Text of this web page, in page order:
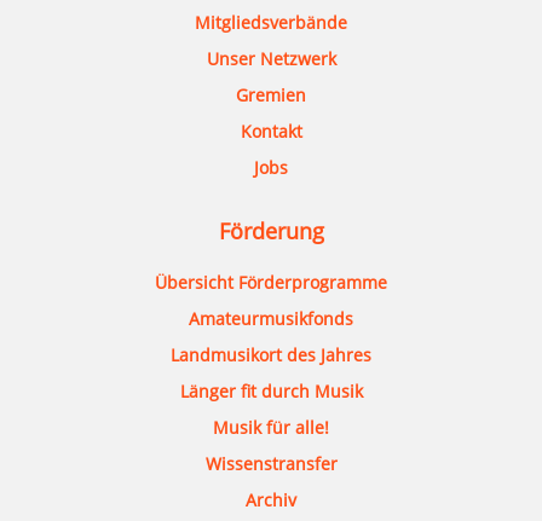
Mitgliedsverbände
Unser Netzwerk
Gremien
Kontakt
Jobs
Förderung
Übersicht Förderprogramme
Amateurmusikfonds
Landmusikort des Jahres
Länger fit durch Musik
Musik für alle!
Wissenstransfer
Archiv